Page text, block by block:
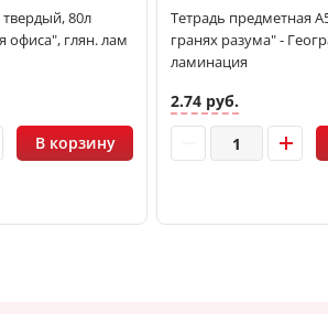
80л
офиса", глян. лам
В корзину
Тетрадь предметная
гранях разума" -
ламинация
2.74 руб.